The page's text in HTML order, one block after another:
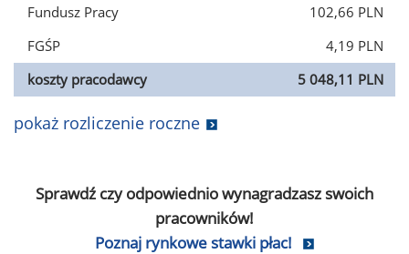
Fundusz Pracy
102,66 PLN
FGŚP
4,19 PLN
koszty pracodawcy
5 048,11 PLN
pokaż rozliczenie roczne
Sprawdź czy odpowiednio wynagradzasz swoich
pracowników!
Poznaj rynkowe stawki płac!